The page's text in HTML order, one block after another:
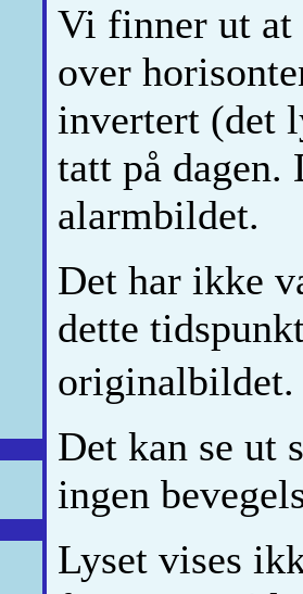
Vi finner ut at
over
invertert (det
tatt på
alarmbildet.
Det har ikke
dette
Det kan se ut
ingen
Lyset vises